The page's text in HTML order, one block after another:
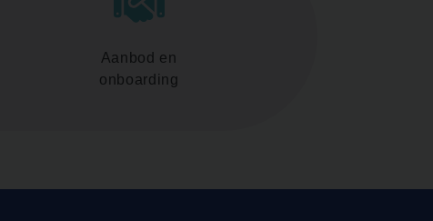
Aanbod en
onboarding